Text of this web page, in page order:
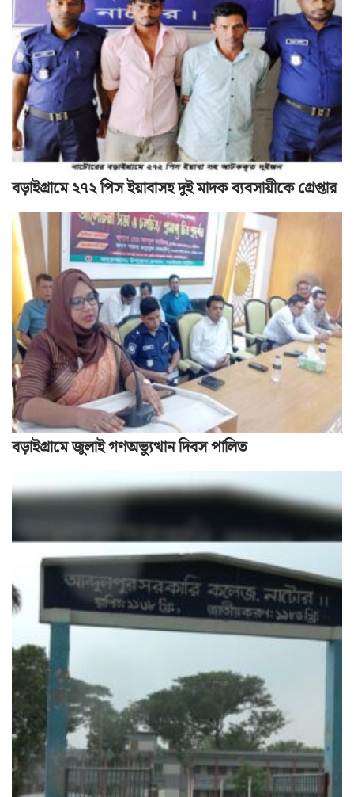
বড়াইগ্রামে ২৭২ পিস ইয়াবাসহ দুই মাদক ব্যবসায়ীকে গ্রেপ্তার
বড়াইগ্রামে জুলাই গণঅভ্যুত্থান দিবস পালিত